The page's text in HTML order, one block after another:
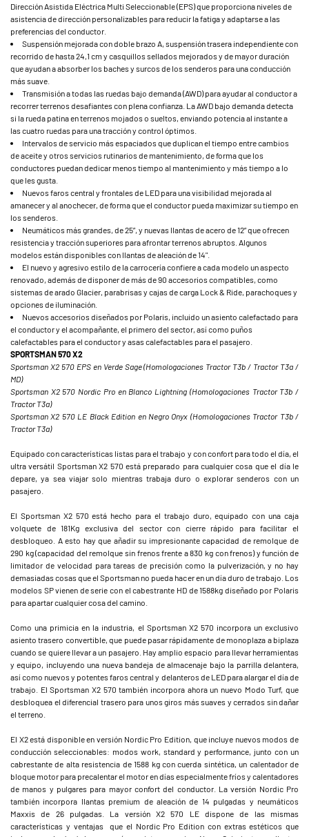
Dirección Asistida Eléctrica Multi Seleccionable (EPS) que proporciona niveles de
asistencia de dirección personalizables para reducir la fatiga y adaptarse a las
preferencias del conductor.
Suspensión mejorada con doble brazo A, suspensión trasera independiente con
recorrido de hasta 24,1 cm y casquillos sellados mejorados y de mayor duración
que ayudan a absorber los baches y surcos de los senderos para una conducción
más suave.
Transmisión a todas las ruedas bajo demanda (AWD) para ayudar al conductor a
recorrer terrenos desafiantes con plena confianza. La AWD bajo demanda detecta
si la rueda patina en terrenos mojados o sueltos, enviando potencia al instante a
las cuatro ruedas para una tracción y control óptimos.
Intervalos de servicio más espaciados que duplican el tiempo entre cambios
de aceite y otros servicios rutinarios de mantenimiento, de forma que los
conductores puedan dedicar menos tiempo al mantenimiento y más tiempo a lo
que les gusta.
Nuevos faros central y frontales de LED para una visibilidad mejorada al
amanecer y al anochecer, de forma que el conductor pueda maximizar su tiempo en
los senderos.
Neumáticos más grandes, de 25”, y nuevas llantas de acero de 12” que ofrecen
resistencia y tracción superiores para afrontar terrenos abruptos. Algunos
modelos están disponibles con llantas de aleación de 14".
El nuevo y agresivo estilo de la carrocería confiere a cada modelo un aspecto
renovado, además de disponer de más de 90 accesorios compatibles, como
sistemas de arado Glacier, parabrisas y cajas de carga Lock & Ride, parachoques y
opciones de iluminación.
Nuevos accesorios diseñados por Polaris, incluido un asiento calefactado para
el conductor y el acompañante, el primero del sector, así como puños
calefactables para el conductor y asas calefactables para el pasajero.
SPORTSMAN 570 X2
Sportsman X2 570 EPS en Verde Sage (Homologaciones Tractor T3b / Tractor T3a /
MD)
Sportsman X2 570 Nordic Pro en Blanco Lightning (Homologaciones Tractor T3b /
Tractor T3a)
Sportsman X2 570 LE Black Edition en Negro Onyx (Homologaciones Tractor T3b /
Tractor T3a)
Equipado con características listas para el trabajo y con confort para todo el día, el
ultra versátil Sportsman X2 570 está preparado para cualquier cosa que el día le
depare, ya sea viajar solo mientras trabaja duro o explorar senderos con un
pasajero.
El Sportsman X2 570 está hecho para el trabajo duro, equipado con una caja
volquete de 181Kg exclusiva del sector con cierre rápido para facilitar el
desbloqueo. A esto hay que añadir su impresionante capacidad de remolque de
290 kg (capacidad del remolque sin frenos frente a 830 kg con frenos) y función de
limitador de velocidad para tareas de precisión como la pulverización, y no hay
demasiadas cosas que el Sportsman no pueda hacer en un día duro de trabajo. Los
modelos SP vienen de serie con el cabestrante HD de 1588kg diseñado por Polaris
para apartar cualquier cosa del camino.
Como una primicia en la industria, el Sportsman X2 570 incorpora un exclusivo
asiento trasero convertible, que puede pasar rápidamente de monoplaza a biplaza
cuando se quiere llevar a un pasajero. Hay amplio espacio para llevar herramientas
y equipo, incluyendo una nueva bandeja de almacenaje bajo la parrilla delantera,
así como nuevos y potentes faros central y delanteros de LED para alargar el día de
trabajo. El Sportsman X2 570 también incorpora ahora un nuevo Modo Turf, que
desbloquea el diferencial trasero para unos giros más suaves y cerrados sin dañar
el terreno.
El X2 está disponible en versión Nordic Pro Edition, que incluye nuevos modos de
conducción seleccionables: modos work, standard y performance, junto con un
cabrestante de alta resistencia de 1588 kg con cuerda sintética, un calentador de
bloque motor para precalentar el motor en días especialmente fríos y calentadores
de manos y pulgares para mayor confort del conductor. La versión Nordic Pro
también incorpora llantas premium de aleación de 14 pulgadas y neumáticos
Maxxis de 26 pulgadas. La versión X2 570 LE dispone de las mismas
características y ventajas que el Nordic Pro Edition con extras estéticos que